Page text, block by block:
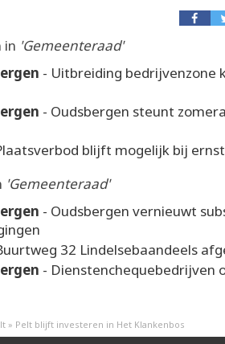
in 'Gemeenteraad'
- Uitbreiding bedrijvenzone
- Oudsbergen steunt
blijft mogelijk bij
'Gemeenteraad'
- Oudsbergen vernieuwt
32 Lindelsebaandeels
- Dienstenchequebedrijven
» Pelt blijft investeren in Het Klankenbos